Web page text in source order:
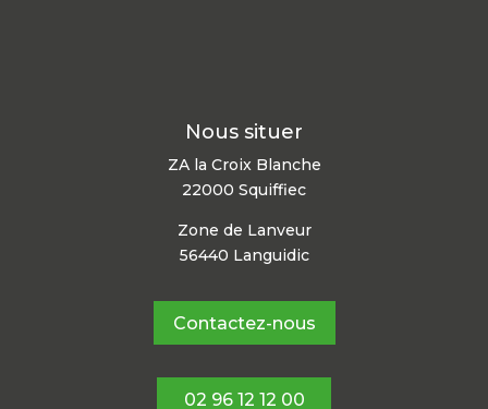
Nous situer
ZA la Croix Blanche
22000 Squiffiec
Zone de Lanveur
56440 Languidic
Contactez-nous
02 96 12 12 00